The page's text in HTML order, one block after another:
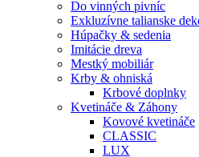
Do vinných pivníc
Exkluzívne talianske
Húpačky & sedenia
Imitácie dreva
Mestký mobiliár
Krby & ohniská
Krbové doplnky
Kvetináče & Záhony
Kovové kvetináče
CLASSIC
LUX